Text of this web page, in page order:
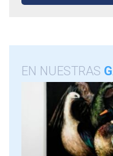
EN NUESTRAS